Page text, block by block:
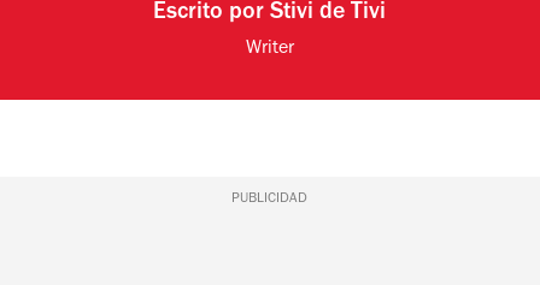
Escrito porStivi de Tivi
Writer
PUBLICIDAD